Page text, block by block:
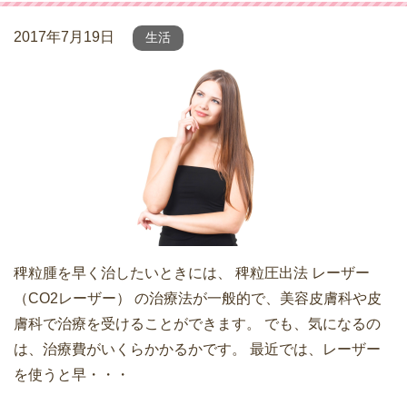
2017年7月19日 生活
稗粒腫を早く治したいときには、 稗粒圧出法 レーザー
（CO2レーザー） の治療法が一般的で、美容皮膚科や皮
膚科で治療を受けることができます。 でも、気になるの
は、治療費がいくらかかるかです。 最近では、レーザー
を使うと早・・・